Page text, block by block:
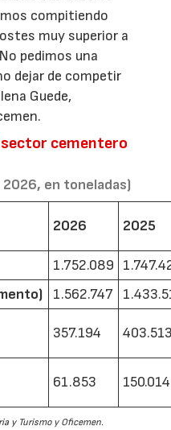
compitiendo
muy superior a
pedimos una
dejar de competir
Guede,
cementero
en toneladas)
2026 2025
1.752.089
1.562.747
357.194
61.853 150.014
y Turismo y Oficemen.